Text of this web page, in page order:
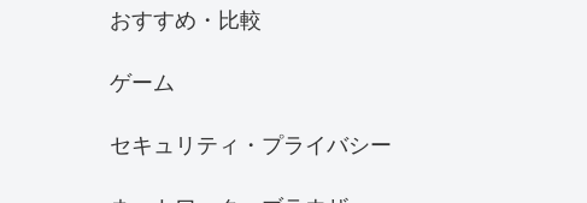
おすすめ・比較
ゲーム
セキュリティ・プライバシー